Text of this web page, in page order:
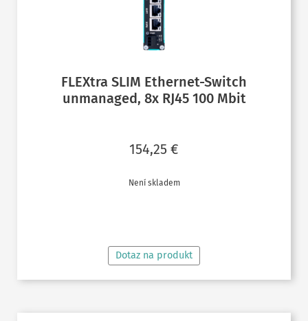
FLEXtra SLIM Ethernet-Switch
unmanaged, 8x RJ45 100 Mbit
154,25 €
Není skladem
Dotaz na produkt